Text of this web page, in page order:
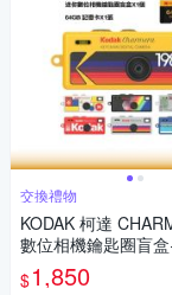
交換禮物
KODAK 柯達
數位相機鑰匙圈盲
卡組
$1,850